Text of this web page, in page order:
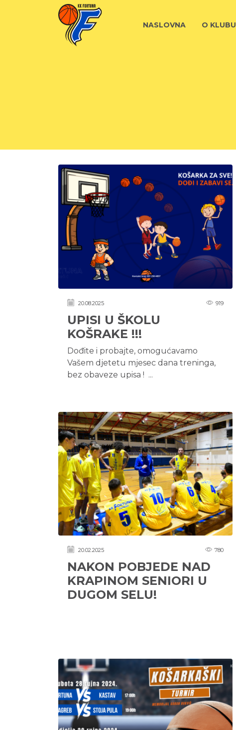
NASLOVNA O KLUBU
20.08.2025 919
UPISI U ŠKOLU
KOŠRAKE !!!
Dođite i probajte, omogućavamo
Vašem djetetu mjesec dana treninga,
bez obaveze upisa ! ...
20.02.2025 780
NAKON POBJEDE NAD
KRAPINOM SENIORI U
DUGOM SELU!